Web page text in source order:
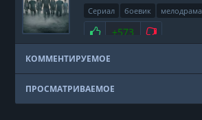
Сериал боевик мелодрама
фэнтези
США 2011
Нравится
+573 Не нравится
КОММЕНТИРУЕМОЕ
ПРОСМАТРИВАЕМОЕ